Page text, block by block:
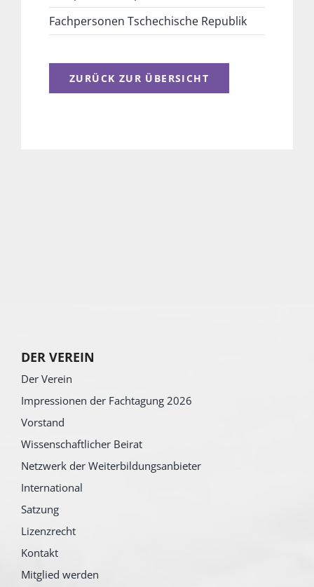
Fachpersonen Tschechische Republik
ZURÜCK ZUR ÜBERSICHT
DER VEREIN
Der Verein
Impressionen der Fachtagung 2026
Vorstand
Wissenschaftlicher Beirat
Netzwerk der Weiterbildungsanbieter
International
Satzung
Lizenzrecht
Kontakt
Mitglied werden